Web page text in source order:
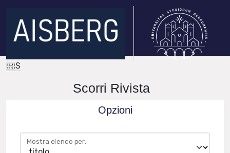
IRIS
Scorri Rivista
Opzioni
Mostra elenco per: